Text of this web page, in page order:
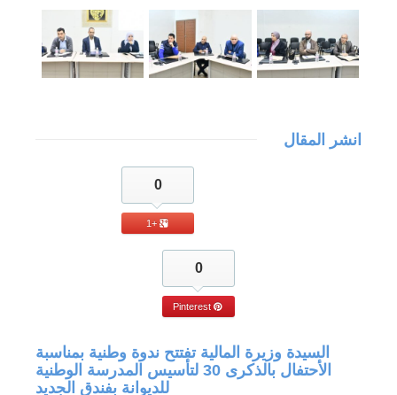
انشر المقال
0
+1
0
Pinterest
السيدة وزيرة المالية تفتتح ندوة وطنية بمناسبة
الأحتفال بالذكرى 30 لتأسيس المدرسة الوطنية
للديوانة بفندق الجديد